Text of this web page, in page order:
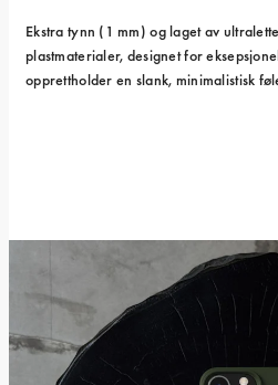
Ekstra tynn (1 mm) og laget av
plastmaterialer, designet for
opprettholder en slank, minimalistisk